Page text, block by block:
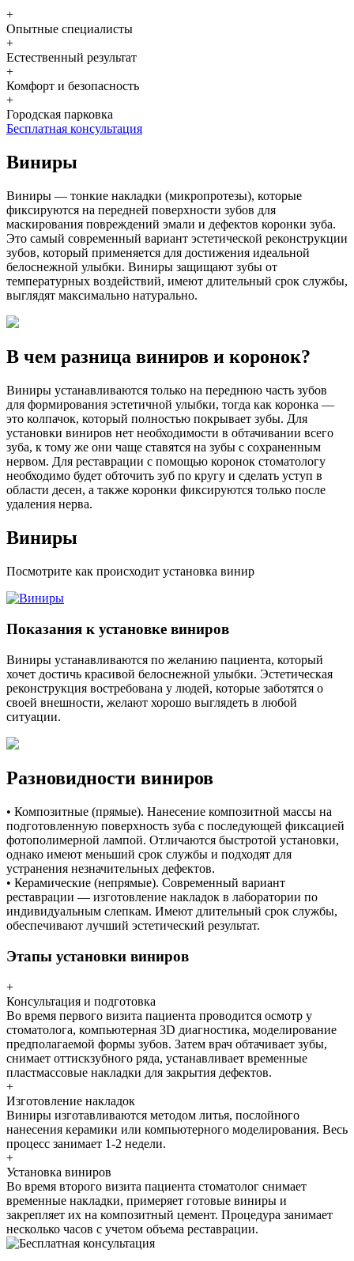
+
Опытные специалисты
+
Естественный результат
+
Комфорт и безопасность
+
Городская парковка
Бесплатная консультация
Виниры
Виниры — тонкие накладки (микропротезы), которые
фиксируются на передней поверхности зубов для
маскирования повреждений эмали и дефектов коронки зуба.
Это самый современный вариант эстетической реконструкции
зубов, который применяется для достижения идеальной
белоснежной улыбки. Виниры защищают зубы от
температурных воздействий, имеют длительный срок службы,
выглядят максимально натурально.
В чем разница виниров и коронок?
Виниры устанавливаются только на переднюю часть зубов
для формирования эстетичной улыбки, тогда как коронка —
это колпачок, который полностью покрывает зубы. Для
установки виниров нет необходимости в обтачивании всего
зуба, к тому же они чаще ставятся на зубы с сохраненным
нервом. Для реставрации с помощью коронок стоматологу
необходимо будет обточить зуб по кругу и сделать уступ в
области десен, а также коронки фиксируются только после
удаления нерва.
Виниры
Посмотрите как происходит установка винир
Показания к установке виниров
Виниры устанавливаются по желанию пациента, который
хочет достичь красивой белоснежной улыбки. Эстетическая
реконструкция востребована у людей, которые заботятся о
своей внешности, желают хорошо выглядеть в любой
ситуации.
Разновидности виниров
• Композитные (прямые). Нанесение композитной массы на
подготовленную поверхность зуба с последующей фиксацией
фотополимерной лампой. Отличаются быстротой установки,
однако имеют меньший срок службы и подходят для
устранения незначительных дефектов.
• Керамические (непрямые). Современный вариант
реставрации — изготовление накладок в лаборатории по
индивидуальным слепкам. Имеют длительный срок службы,
обеспечивают лучший эстетический результат.
Этапы установки виниров
+
Консультация и подготовка
Во время первого визита пациента проводится осмотр у
стоматолога, компьютерная 3D диагностика, моделирование
предполагаемой формы зубов. Затем врач обтачивает зубы,
снимает оттискзубного ряда, устанавливает временные
пластмассовые накладки для закрытия дефектов.
+
Изготовление накладок
Виниры изготавливаются методом литья, послойного
нанесения керамики или компьютерного моделирования. Весь
процесс занимает 1-2 недели.
+
Установка виниров
Во время второго визита пациента стоматолог снимает
временные накладки, примеряет готовые виниры и
закрепляет их на композитный цемент. Процедура занимает
несколько часов с учетом объема реставрации.